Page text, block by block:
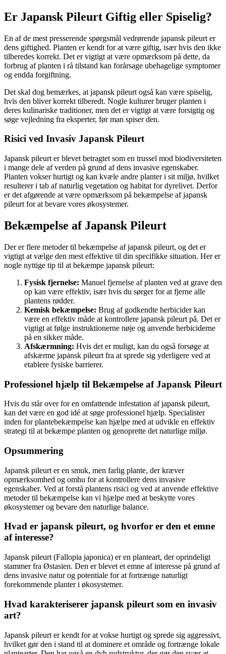
Er Japansk Pileurt Giftig eller Spiselig?
En af de mest presserende spørgsmål vedrørende japansk pileurt er
dens giftighed. Planten er kendt for at være giftig, især hvis den ikke
tilberedes korrekt. Det er vigtigt at være opmærksom på dette, da
forbrug af planten i rå tilstand kan forårsage ubehagelige symptomer
og endda forgiftning.
Det skal dog bemærkes, at japansk pileurt også kan være spiselig,
hvis den bliver korrekt tilberedt. Nogle kulturer bruger planten i
deres kulinariske traditioner, men det er vigtigt at være forsigtig og
søge vejledning fra eksperter, før man spiser den.
Risici ved Invasiv Japansk Pileurt
Japansk pileurt er blevet betragtet som en trussel mod biodiversiteten
i mange dele af verden på grund af dens invasive egenskaber.
Planten vokser hurtigt og kan kvæle andre planter i sit miljø, hvilket
resulterer i tab af naturlig vegetation og habitat for dyrelivet. Derfor
er det afgørende at være opmærksom på bekæmpelse af japansk
pileurt for at bevare vores økosystemer.
Bekæmpelse af Japansk Pileurt
Der er flere metoder til bekæmpelse af japansk pileurt, og det er
vigtigt at vælge den mest effektive til din specifikke situation. Her er
nogle nyttige tip til at bekæmpe japansk pileurt:
Fysisk fjernelse: Manuel fjernelse af planten ved at grave den
op kan være effektiv, især hvis du sørger for at fjerne alle
plantens rødder.
Kemisk bekæmpelse: Brug af godkendte herbicider kan
være en effektiv måde at kontrollere japansk pileurt på. Det er
vigtigt at følge instruktionerne nøje og anvende herbiciderne
på en sikker måde.
Afskærmning: Hvis det er muligt, kan du også forsøge at
afskærme japansk pileurt fra at sprede sig yderligere ved at
etablere fysiske barrierer.
Professionel hjælp til Bekæmpelse af Japansk Pileurt
Hvis du står over for en omfattende infestation af japansk pileurt,
kan det være en god idé at søge professionel hjælp. Specialister
inden for plantebekæmpelse kan hjælpe med at udvikle en effektiv
strategi til at bekæmpe planten og genoprette det naturlige miljø.
Opsummering
Japansk pileurt er en smuk, men farlig plante, der kræver
opmærksomhed og omhu for at kontrollere dens invasive
egenskaber. Ved at forstå plantens risici og ved at anvende effektive
metoder til bekæmpelse kan vi hjælpe med at beskytte vores
økosystemer og bevare den naturlige balance.
Hvad er japansk pileurt, og hvorfor er den et emne
af interesse?
Japansk pileurt (Fallopia japonica) er en planteart, der oprindeligt
stammer fra Østasien. Den er blevet et emne af interesse på grund af
dens invasive natur og potentiale for at fortrænge naturligt
forekommende planter i økosystemer.
Hvad karakteriserer japansk pileurt som en invasiv
art?
Japansk pileurt er kendt for at vokse hurtigt og sprede sig aggressivt,
hvilket gør den i stand til at dominere et område og fortrænge lokale